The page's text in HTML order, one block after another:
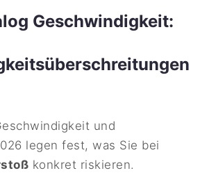
Geschwindigkeit:
und
legen fest, was Sie bei
konkret riskieren.